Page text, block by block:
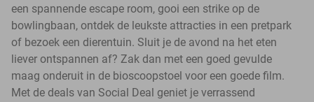
een spannende escape room, gooi een strike op de
bowlingbaan, ontdek de leukste attracties in een pretpark
of bezoek een dierentuin. Sluit je de avond na het eten
liever ontspannen af? Zak dan met een goed gevulde
maag onderuit in de bioscoopstoel voor een goede film.
Met de deals van Social Deal geniet je verrassend